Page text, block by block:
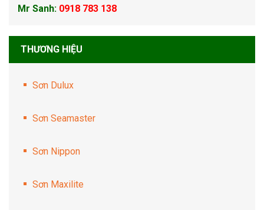
Mr Sanh: 0918 783 138
THƯƠNG HIỆU
Sơn Dulux
Sơn Seamaster
Sơn Nippon
Sơn Maxilite